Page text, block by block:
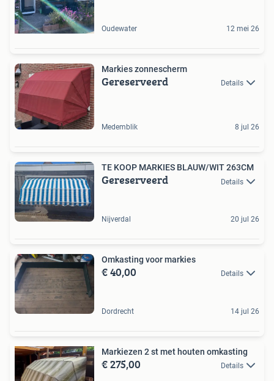
Oudewater 12 mei 26
Markies zonnescherm
Gereserveerd Details
Medemblik 8 jul 26
TE KOOP MARKIES BLAUW/WIT 263CM
Gereserveerd Details
Nijverdal 20 jul 26
Omkasting voor markies
€ 40,00 Details
Dordrecht 14 jul 26
Markiezen 2 st met houten omkasting
€ 275,00 Details